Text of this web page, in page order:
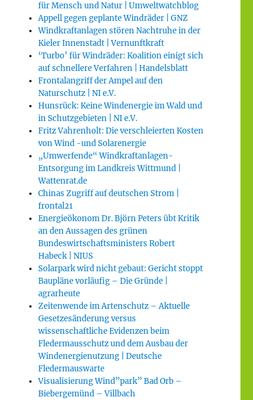
für Mensch und Natur | Umweltwatchblog
Appell gegen geplante Windräder | GNZ
Windkraftanlagen stören Nachtruhe in der
Kieler Innenstadt | Vernunftkraft
‘Turbo’ für Windräder: Koalition einigt sich
auf schnellere Verfahren | Handelsblatt
Frontalangriff der Ampel auf den
Naturschutz | NI e.V.
Hunsrück: Keine Windenergie im Wald und
in Schutzgebieten | NI e.V.
Fritz Vahrenholt: Die verschleierten Kosten
von Wind -und Solarenergie
„Umwerfende“ Windkraftanlagen-
Entsorgung im Landkreis Wittmund |
Wattenrat.de
Chinas Zugriff auf deutschen Strom |
frontal21
Energieökonom Dr. Björn Peters übt Kritik
an den Aussagen des grünen
Bundeswirtschaftsministers Robert
Habeck | NIUS
Solarpark wird nicht gebaut: Gericht stoppt
Baupläne vorläufig – Die Gründe |
agrarheute
Zeitenwende im Artenschutz – Aktuelle
Gesetzesänderung versus
wissenschaftliche Evidenzen beim
Fledermausschutz und dem Ausbau der
Windenergienutzung | Deutsche
Fledermauswarte
Visualisierung Wind”park” Bad Orb –
Biebergemünd – Villbach